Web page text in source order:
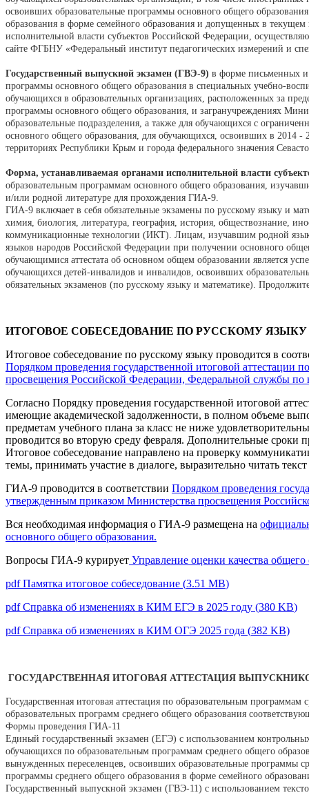
освоивших образовательные программы основного общего
образования в форме семейного образования и допущенных в
исполнительной власти субъектов Российской Федерации,
сайте ФГБНУ «Федеральный институт педагогических измерений и
Государственный выпускной экзамен (ГВЭ-9) в форме письменных и
программы основного общего образования в специальных учебно-
обучающихся в образовательных организациях, расположенных за
программы основного общего образования, и загранучреждениях
образовательные подразделения, а также для обучающихся с
основного общего образования, для обучающихся, освоивших в 2014 -
территориях Республики Крым и города федерального значения
Форма, устанавливаемая органами исполнительной власти
образовательным программам основного общего образования,
и/или родной литературе для прохождения ГИА-9.
ГИА-9 включает в себя обязательные экзамены по русскому языку и
химия, биология, литература, география, история, обществознание,
коммуникационные технологии (ИКТ). Лицам, изучавшим родной язык
языков народов Российской Федерации при получении основного
обучающимися аттестата об основном общем образовании является
обучающихся детей-инвалидов и инвалидов, освоивших
обязательных экзаменов (по русскому языку и математике).
ИТОГОВОЕ СОБЕСЕДОВАНИЕ ПО РУССКОМУ ЯЗЫКУ в
Итоговое собеседование по русскому языку проводится в
Порядком проведения государственной итоговой
просвещения Российской Федерации, Федеральной службы по
Согласно Порядку проведения государственной итоговой
имеющие академической задолженности, в полном объеме
предметам учебного плана за класс не ниже
проводится во вторую среду февраля. Дополнительные сроки
Итоговое собеседование направлено на проверку
темы, принимать участие в диалоге, выразительно читать
ГИА-9 проводится в соответствии Порядком проведения
утвержденным приказом Министерства просвещения
Вся необходимая информация о ГИА-9 размещена на
основного общего образования.
Вопросы ГИА-9 курирует Управление оценки качества общего
pdfПамятка итоговое собеседование (3.51 MB)
pdfСправка об изменениях в КИМ ЕГЭ в 2025 году (380 KB)
pdfСправка об изменениях в КИМ ОГЭ 2025 года (382 KB)
ГОСУДАРСТВЕННАЯ ИТОГОВАЯ АТТЕСТАЦИЯ
Государственная итоговая аттестация по образовательным
образовательных программ среднего общего образования
Формы проведения ГИА-11
Единый государственный экзамен (ЕГЭ) с использованием
обучающихся по образовательным программам среднего общего
вынужденных переселенцев, освоивших образовательные программы
программы среднего общего образования в форме семейного
Государственный выпускной экзамен (ГВЭ-11) с использованием